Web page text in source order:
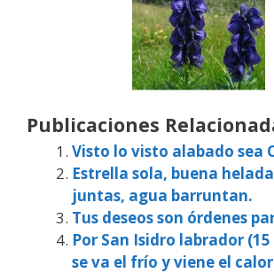
Publicaciones
Visto lo visto alabado sea
Estrella sola, buena
juntas, agua barruntan.
Tus deseos son órdenes
Por San Isidro labrador
se va el frío y viene el calor